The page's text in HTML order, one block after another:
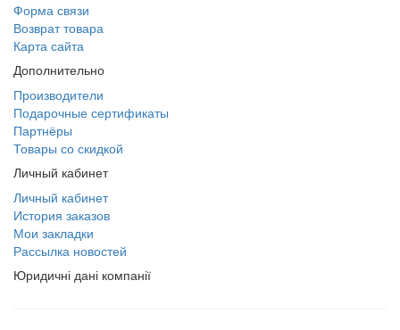
Форма связи
Возврат товара
Карта сайта
Дополнительно
Производители
Подарочные сертификаты
Партнёры
Товары со скидкой
Личный кабинет
Личный кабинет
История заказов
Мои закладки
Рассылка новостей
Юридичні дані компанії